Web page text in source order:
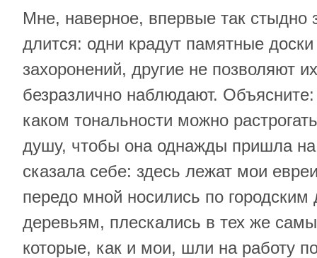
Мне, наверное, впервые так стыдно
длится: одни крадут памятные доски
захоронений, другие не позволяют
безразлично наблюдают.
каком тональности можно
душу, чтобы она однажды пришла
сказала себе: здесь лежат мои
передо мной носились по
деревьям, плескались в тех же
которые, как и мои, шли на работу